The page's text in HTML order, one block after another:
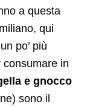
a questa
qui
po’ più
in
e gnocco
sono il